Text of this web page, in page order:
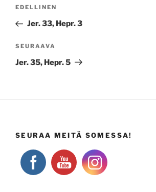
Edellinen
artikkeli
EDELLINEN
Jer. 33, Hepr. 3
Seuraava
artikkeli
SEURAAVA
Jer. 35, Hepr. 5
SEURAA MEITÄ SOMESSA!